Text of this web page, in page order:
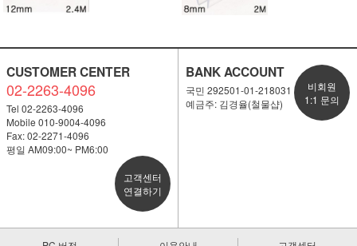
CUSTOMER CENTER
02-2263-4096
Tel 02-2263-4096
Mobile 010-9004-4096
Fax: 02-2271-4096
평일 AM09:00~ PM6:00
고객센터
연결하기
BANK ACCOUNT
국민 292501-01-218031
예금주: 김경율(철물샵)
비회원
1:1 문의